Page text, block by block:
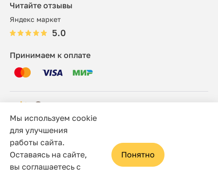
Читайте отзывы
Яндекс маркет
5.0
Принимаем к оплате
© 2006 - 2026 Этно-шоп, Интернет-магазин
Политика конфиденциальности
Сайт носит исключительно информационный характер, и
ни при каких условиях не является публичной офертой,
Мы используем cookie
для улучшения
работы сайта.
Оставаясь на сайте,
вы соглашаетесь с
Понятно